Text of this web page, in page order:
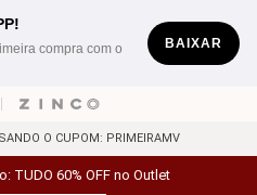
compra com o
BAIXAR
O CUPOM: PRIMEIRAMV
TUDO 60% OFF no Outlet